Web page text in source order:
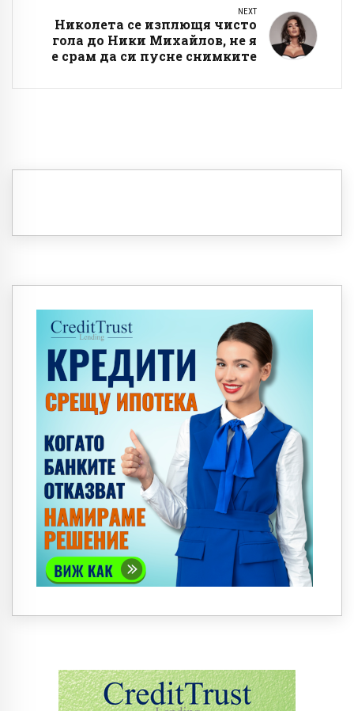
NEXT
Николета се изплющя чисто
гола до Ники Михайлов, не я
е срам да си пусне снимките